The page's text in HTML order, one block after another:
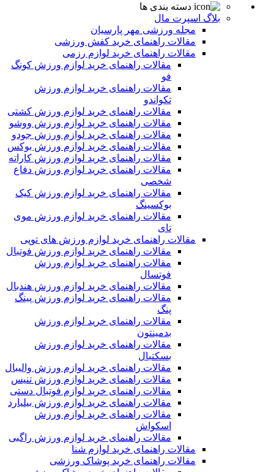
دسته بندی ها
بلاگ اسپرت مال
مجله ورزشی مهر پارسیان
مقالات راهنمای خرید کفش ورزشی
مقالات راهنمای خرید لوازم رزمی
مقالات راهنمای خرید لوازم ورزش کونگ
فو
مقالات راهنمای خرید لوازم ورزش
تکواندو
مقالات راهنمای خرید لوازم ورزش کشتی
مقالات راهنمای خرید لوازم ورزش ووشو
مقالات راهنمای خرید لوازم ورزش جودو
مقالات راهنمای خرید لوازم ورزش بوکس
مقالات راهنمای خرید لوازم ورزش کاراته
مقالات راهنمای خرید لوازم ورزش دفاع
شخصی
مقالات راهنمای خرید لوازم ورزش کیک
بوکسینگ
مقالات راهنمای خرید لوازم ورزش موی
تای
مقالات راهنمای خرید لوازم ورزش های توپی
مقالات راهنمای خرید لوازم ورزش فوتبال
مقالات راهنمای خرید لوازم ورزش
فوتسال
مقالات راهنمای خرید لوازم ورزش هندبال
مقالات راهنمای خرید لوازم ورزش پینگ
پنگ
مقالات راهنمای خرید لوازم ورزش
بدمینتون
مقالات راهنمای خرید لوازم ورزش
بسکتبال
مقالات راهنمای خرید لوازم ورزش والیبال
مقالات راهنمای خرید لوازم ورزش تنیس
مقالات راهنمای خرید لوازم فوتبال دستی
مقالات راهنمای خرید لوازم ورزش بیلیارد
مقالات راهنمای خرید لوازم ورزش
اسکواش
مقالات راهنمای خرید لوازم ورزش راگبی
مقالات راهنمای خرید لوازم شنا
مقالات راهنمای خرید پوشاک ورزشی